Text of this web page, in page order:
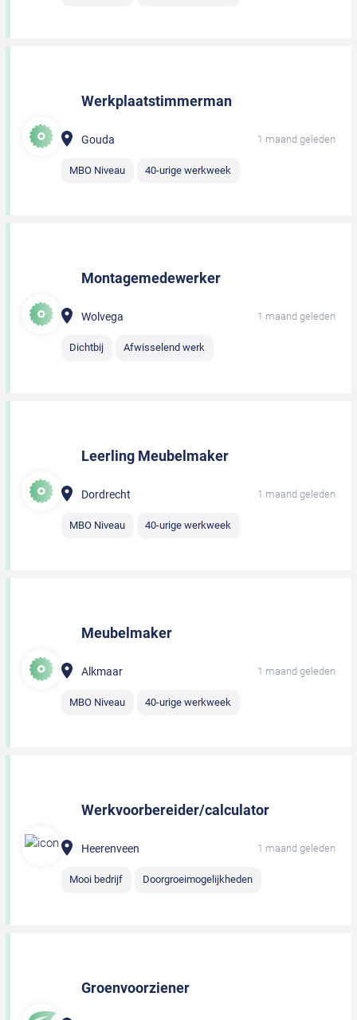
Werkplaatstimmerman
Gouda 1 maand geleden
MBO Niveau 40-urige werkweek
Montagemedewerker
Wolvega 1 maand geleden
Dichtbij Afwisselend werk
Leerling Meubelmaker
Dordrecht 1 maand geleden
MBO Niveau 40-urige werkweek
Meubelmaker
Alkmaar 1 maand geleden
MBO Niveau 40-urige werkweek
Werkvoorbereider/calculator
Heerenveen 1 maand geleden
Mooi bedrijf Doorgroeimogelijkheden
Groenvoorziener